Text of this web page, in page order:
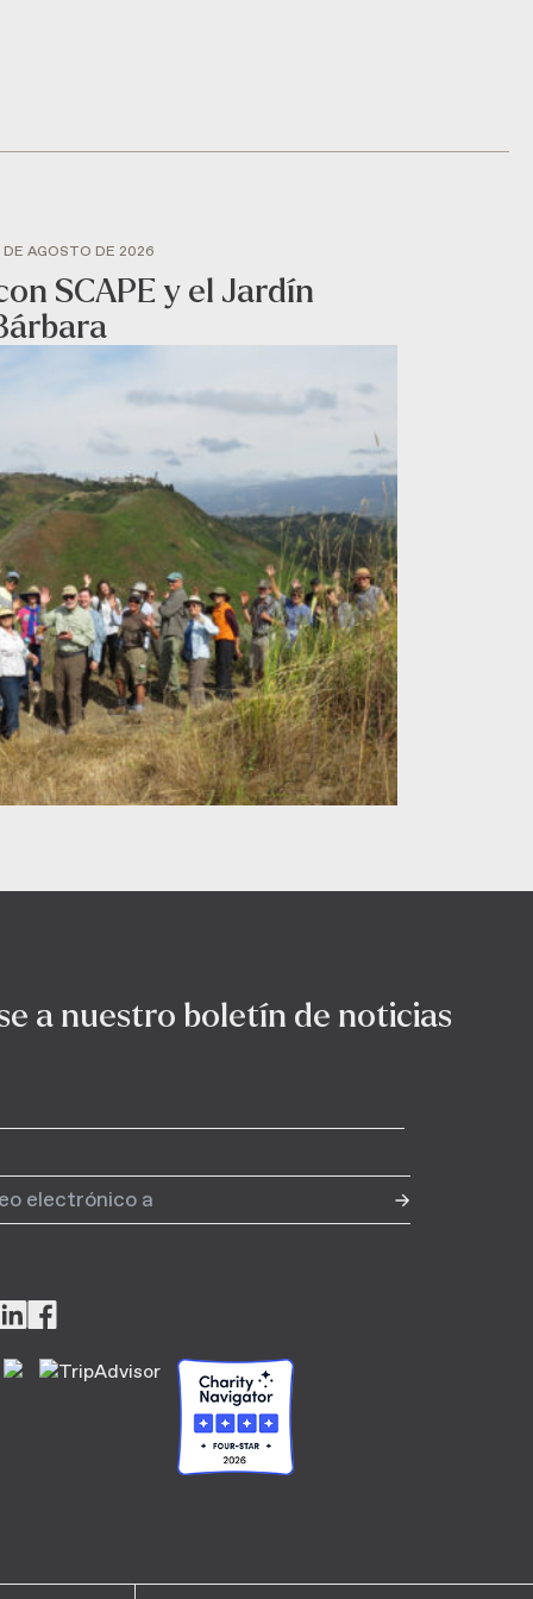
DE AGOSTO DE 2026
SCAPE y el Jardín
a nuestro boletín de noticias
LinkedIn
Síganos
Facebook